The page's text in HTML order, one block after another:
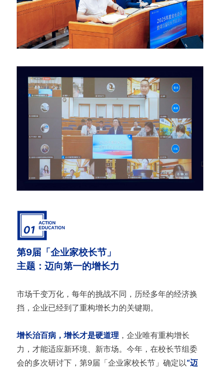
第9届「企业家校长节」
主题：迈向第一的增长力
市场千变万化，每年的挑战不同，历经多年的经济换
挡，企业已经到了重构增长力的关键期。
增长治百病，增长才是硬道理 ，企业唯有重构增长
力，才能适应新环境、新市场。今年，在校长节组委
会的多次研讨下，第9届「企业家校长节」确定以“迈